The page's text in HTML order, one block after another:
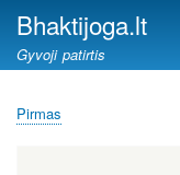
Bhaktijoga.lt
Gyvoji patirtis
Kelias
Pirmas